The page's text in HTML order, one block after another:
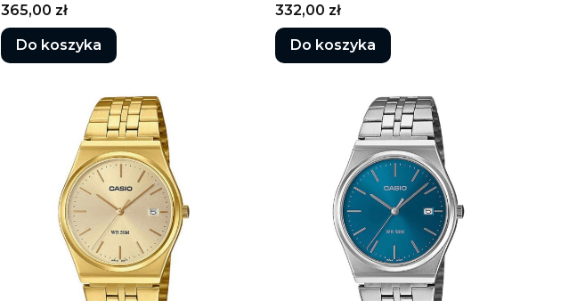
Cena
365,00 zł
Do koszyka
Cena
332,00 zł
Do koszyka